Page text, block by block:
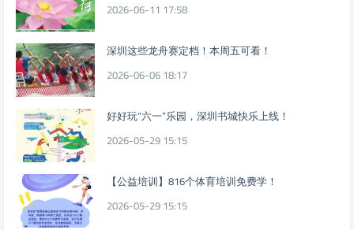
2026-06-11 17:58
深圳这些龙舟赛定档！本周五可看！
2026-06-06 18:17
好好玩“六一”乐园，深圳书城快乐上线！
2026-05-29 15:15
【公益培训】816个体育培训免费学！
2026-05-29 15:15